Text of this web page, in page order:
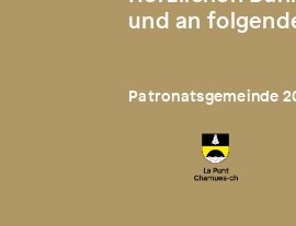
und an
Patronatsgemeinde